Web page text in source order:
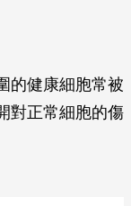
的健康細胞常被
對正常細胞的傷